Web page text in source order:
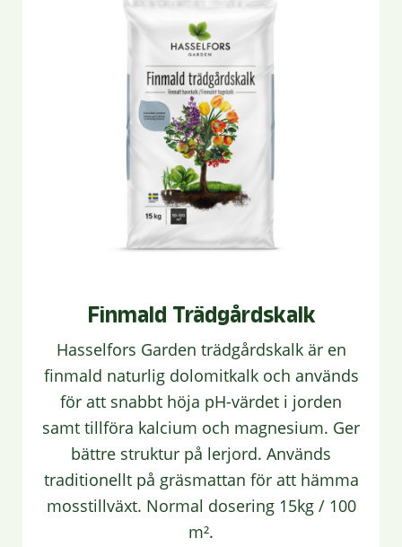
Finmald Trädgårdskalk
Hasselfors Garden trädgårdskalk är en
finmald naturlig dolomitkalk och används
för att snabbt höja pH-värdet i jorden
samt tillföra kalcium och magnesium. Ger
bättre struktur på lerjord. Används
traditionellt på gräsmattan för att hämma
mosstillväxt. Normal dosering 15kg / 100
m².